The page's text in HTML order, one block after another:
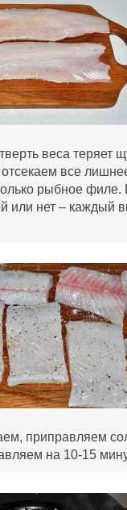
веса теряет
отсекаем все
рыбное филе.
или нет – каждый
приправляем
на 10-15